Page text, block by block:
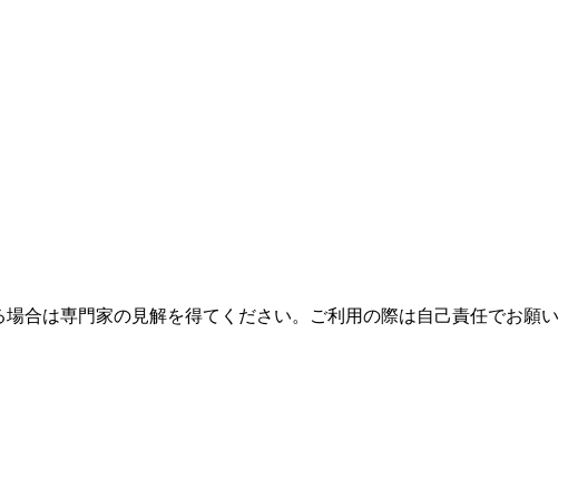
合は専門家の見解を得てください。ご利用の際は自己責任でお願い